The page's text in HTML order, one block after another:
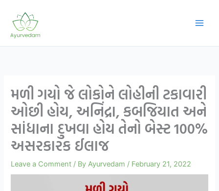
content
મળી ગયો જે લોકોને લોહીની ટકાવારી
ઓછી હોય, અનિંદ્રા, કબજિયાત અને
સાંધાના દુખવા હોય તેનો બેસ્ટ 100%
અસરકારક ઈલાજ
Leave a Comment / ByAyurvedam / February 21, 2022